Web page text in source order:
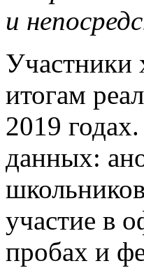
и
Участники
итогам
2019
данных:
участие в
пробах и